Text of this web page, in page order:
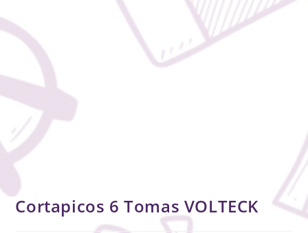
Cortapicos 6 Tomas VOLTECK